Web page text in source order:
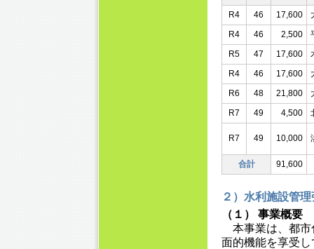
R4 46 17,600
R4 46 2,500
R5 47 17,600
R4 46 17,600
R6 48 21,800
R7 49 4,500
R7 49 10,000
合計 91,600
２）水利施設管
（１） 事業概要
本事業は、都市
面的機能を享受